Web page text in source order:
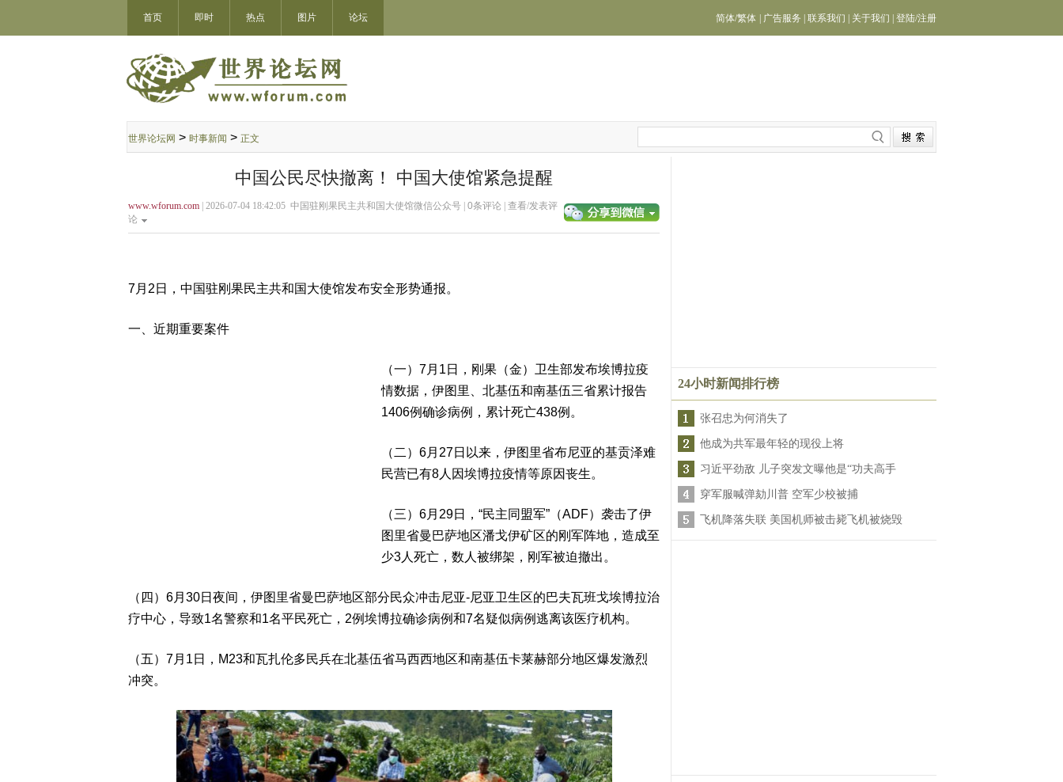
首页 即时 热点 图片 论坛 简体/繁体 广告服务 联系我们 关于我们 登陆/注册
世界论坛网 > 时事新闻 > 正文
中国公民尽快撤离！ 中国大使馆紧急提醒
www.wforum.com | 2026-07-04 18:42:05 中国驻刚果民主共和国大使馆微信公众号 | 0条评论 | 查看/发表评
论
7月2日，中国驻刚果民主共和国大使馆发布安全形势通报。
一、近期重要案件
（一）7月1日，刚果（金）卫生部发布埃博拉疫
情数据，伊图里、北基伍和南基伍三省累计报告
1406例确诊病例，累计死亡438例。
（二）6月27日以来，伊图里省布尼亚的基贡泽难
民营已有8人因埃博拉疫情等原因丧生。
（三）6月29日，“民主同盟军”（ADF）袭击了伊
图里省曼巴萨地区潘戈伊矿区的刚军阵地，造成至
少3人死亡，数人被绑架，刚军被迫撤出。
（四）6月30日夜间，伊图里省曼巴萨地区部分民众冲击尼亚-尼亚卫生区的巴夫瓦班戈埃博拉治
疗中心，导致1名警察和1名平民死亡，2例埃博拉确诊病例和7名疑似病例逃离该医疗机构。
（五）7月1日，M23和瓦扎伦多民兵在北基伍省马西西地区和南基伍卡莱赫部分地区爆发激烈
冲突。
24小时新闻排行榜
张召忠为何消失了
他成为共军最年轻的现役上将
习近平劲敌 儿子突发文曝他是“功夫高手
穿军服喊弹劾川普 空军少校被捕
飞机降落失联 美国机师被击毙飞机被烧毁